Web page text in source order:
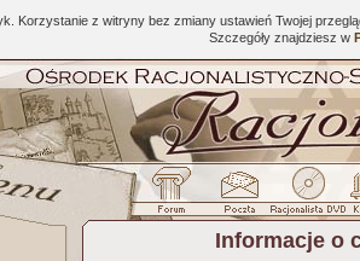
Korzystanie z witryny bez zmiany ustawień Twojej
Szczegóły znajdziesz w
Informacje o